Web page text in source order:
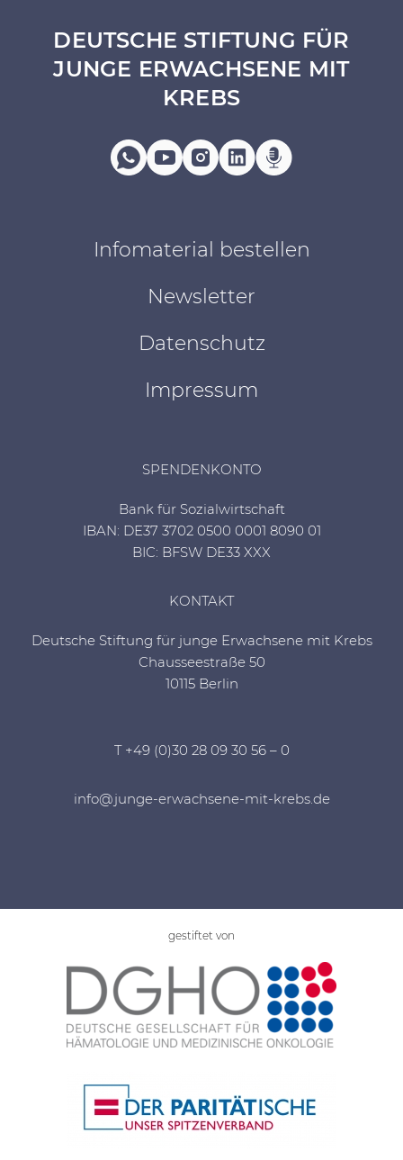
DEUTSCHE STIFTUNG FÜR
JUNGE ERWACHSENE MIT
KREBS
Infomaterial bestellen
Newsletter
Datenschutz
Impressum
SPENDENKONTO
Bank für Sozialwirtschaft
IBAN: DE37 3702 0500 0001 8090 01
BIC: BFSW DE33 XXX
KONTAKT
Deutsche Stiftung für junge Erwachsene mit Krebs
Chausseestraße 50
10115 Berlin
T +49 (0)30 28 09 30 56 – 0
info@junge-erwachsene-mit-krebs.de
gestiftet von